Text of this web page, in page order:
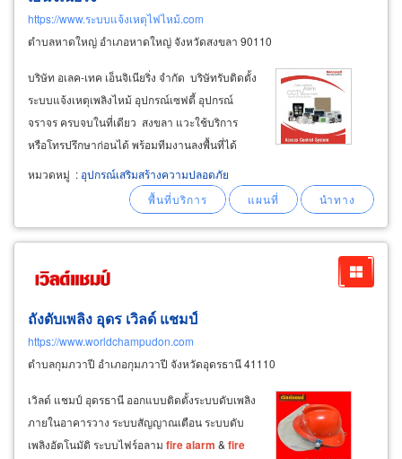
https://www.ระบบแจ้งเหตุไฟไหม้.com
ตำบลหาดใหญ่ อำเภอหาดใหญ่ จังหวัดสงขลา 90110
บริษัท อเลค-เทค เอ็นจิเนียริ่ง จำกัด บริษัทรับติดตั้ง
ระบบแจ้งเหตุเพลิงไหม้ อุปกรณ์เซฟตี้ อุปกรณ์
จราจร ครบจบในที่เดียว สงขลา แวะใช้บริการ
หรือโทรปรึกษาก่อนได้ พร้อมทีมงานลงพื้นที่ได้
รวดเร็ว ในราคาไม่แพง ​ บริษัท อเลค-เทค เอ็นจิเนีย
ริ่ง จำกัด โทร:095-359-5956​ จำหน่ายและติดตั้ง
หมวดหมู่ : อุปกรณ์เสริมสร้างความปลอดภัย
ถังดับเพลิง อุดร เวิลด์ แชมป์
https://www.worldchampudon.com
ตำบลกุมภวาปี อำเภอกุมภวาปี จังหวัดอุดรธานี 41110
เวิลด์ แชมป์ อุดรธานี ออกแบบติดตั้งระบบดับเพลิง
ภายในอาคารวาง ระบบสัญญาณเตือน ระบบดับ
เพลิงอัตโนมัติ ระบบไฟร์อลาม firealarm & fire